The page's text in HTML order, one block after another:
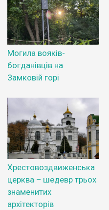
Могила вояків-
богданівців на
Замковій горі
Хрестовоздвиженська
церква – шедевр трьох
знаменитих
архітекторів